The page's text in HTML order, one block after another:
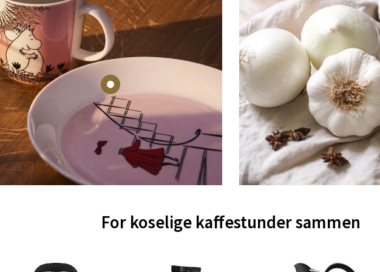
For koselige kaffestunder sammen
Aunasenteret, Sunndalsvegen 3, 7340 Oppdal
Åpent i dag 10-19
Velg
Orkanger - Thon Senter Orkanger
Thon Senter Orkanger, Orkdalsveien 113, 7300 Orkanger
Åpent i dag 09-20
Velg
Sandvika - Thon Senter Sandvika
Åpent i dag 10-21
Velg